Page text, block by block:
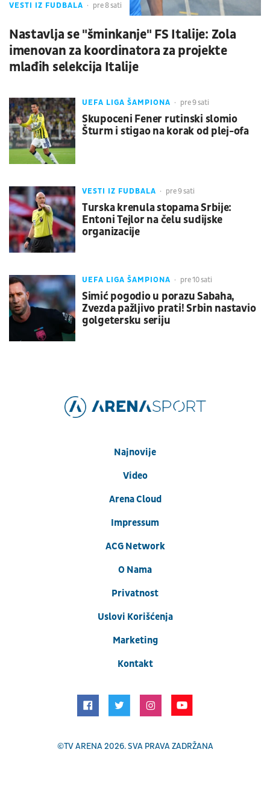
VESTI IZ FUDBALA pre 8 sati
Nastavlja se "šminkanje" FS Italije: Zola
imenovan za koordinatora za projekte
mlađih selekcija Italije
UEFA LIGA ŠAMPIONA pre 9 sati
Skupoceni Fener rutinski slomio
Šturm i stigao na korak od plej-ofa
VESTI IZ FUDBALA pre 9 sati
Turska krenula stopama Srbije:
Entoni Tejlor na čelu sudijske
organizacije
UEFA LIGA ŠAMPIONA pre 10 sati
Simić pogodio u porazu Sabaha,
Zvezda pažljivo prati! Srbin nastavio
golgetersku seriju
Najnovije
Video
Arena Cloud
Impressum
ACG Network
O Nama
Privatnost
Uslovi Korišćenja
Marketing
Kontakt
©TV ARENA2026. SVA PRAVA ZADRŽANA